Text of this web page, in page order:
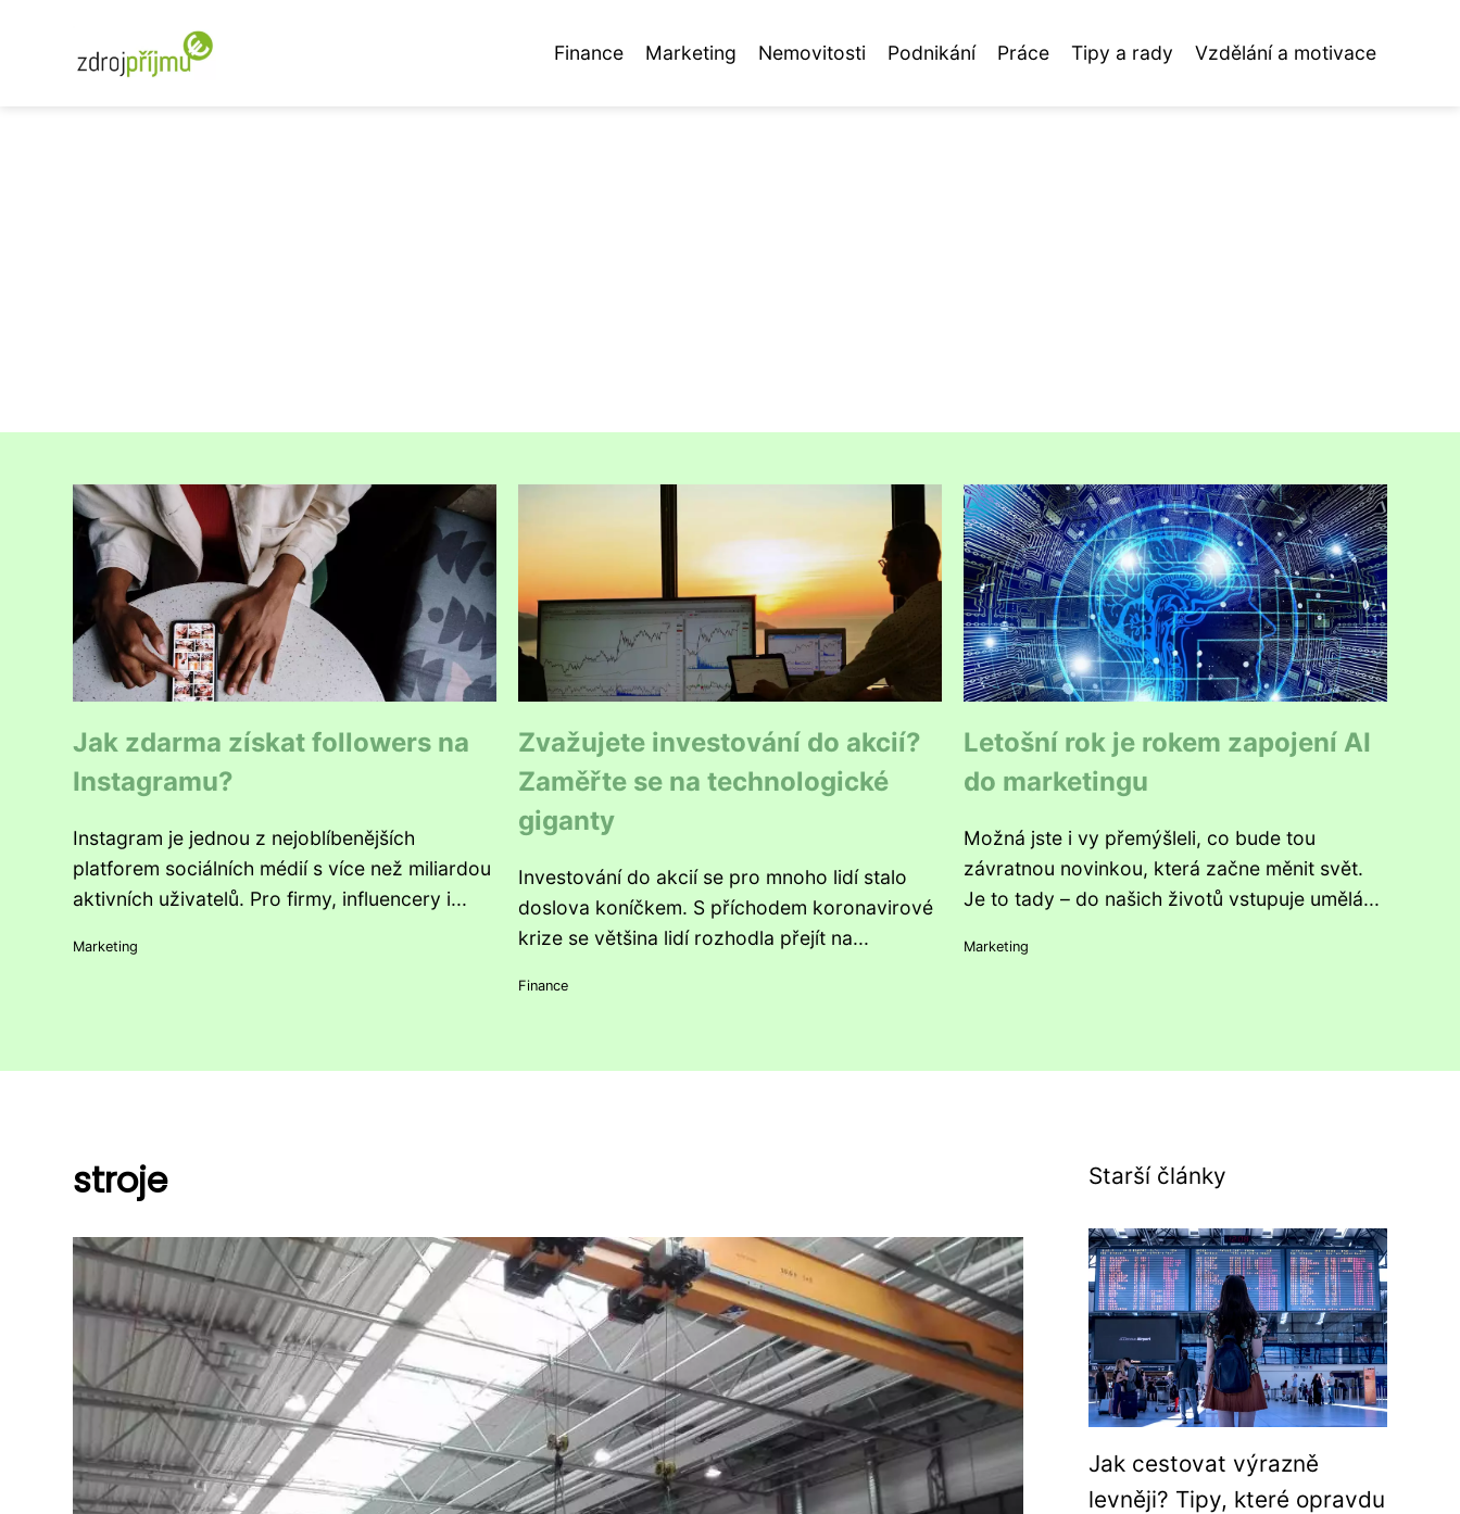
Finance Marketing Nemovitosti Podnikání Práce Tipy a rady Vzdělání a motivace
Jak zdarma získat followers na
Instagramu?
Instagram je jednou z nejoblíbenějších
platforem sociálních médií s více než miliardou
aktivních uživatelů. Pro firmy, influencery i...
Marketing
Zvažujete investování do akcií?
Zaměřte se na technologické
giganty
Investování do akcií se pro mnoho lidí stalo
doslova koníčkem. S příchodem koronavirové
krize se většina lidí rozhodla přejít na...
Finance
Letošní rok je rokem zapojení AI
do marketingu
Možná jste i vy přemýšleli, co bude tou
závratnou novinkou, která začne měnit svět.
Je to tady – do našich životů vstupuje umělá...
Marketing
stroje Starší články
Jak cestovat výrazně
levněji? Tipy, které opravdu